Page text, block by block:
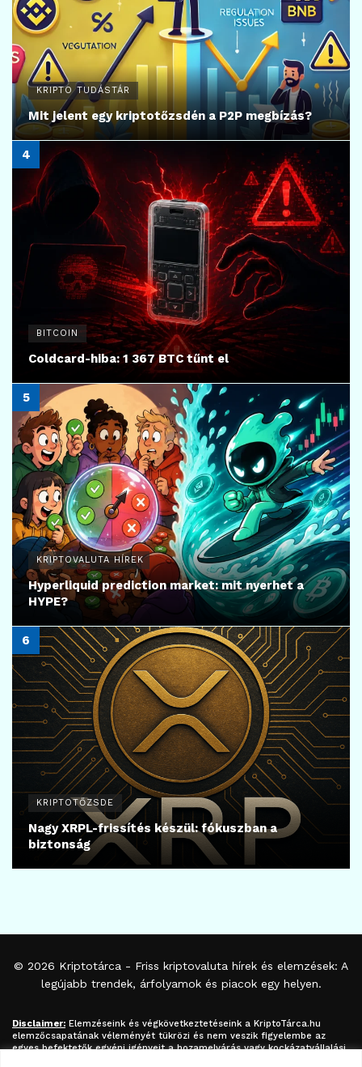
KRIPTO TUDÁSTÁR
Mit jelent egy kriptotőzsdén a P2P megbízás?
BITCOIN
Coldcard-hiba: 1 367 BTC tűnt el
KRIPTOVALUTA HÍREK
Hyperliquid prediction market: mit nyerhet a
HYPE?
KRIPTOTŐZSDE
Nagy XRPL-frissítés készül: fókuszban a
biztonság
© 2026 Kriptotárca - Friss kriptovaluta hírek és elemzések: A
legújabb trendek, árfolyamok és piacok egy helyen.
Disclaimer: Elemzéseink és végkövetkeztetéseink a KriptoTárca.hu
elemzőcsapatának véleményét tükrözi és nem veszik figyelembe az
egyes befektetők egyéni igényeit a hozamelvárás vagy kockázatvállalási